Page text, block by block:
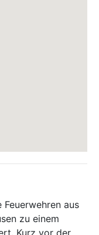
aus
zu einem
Kurz vor der